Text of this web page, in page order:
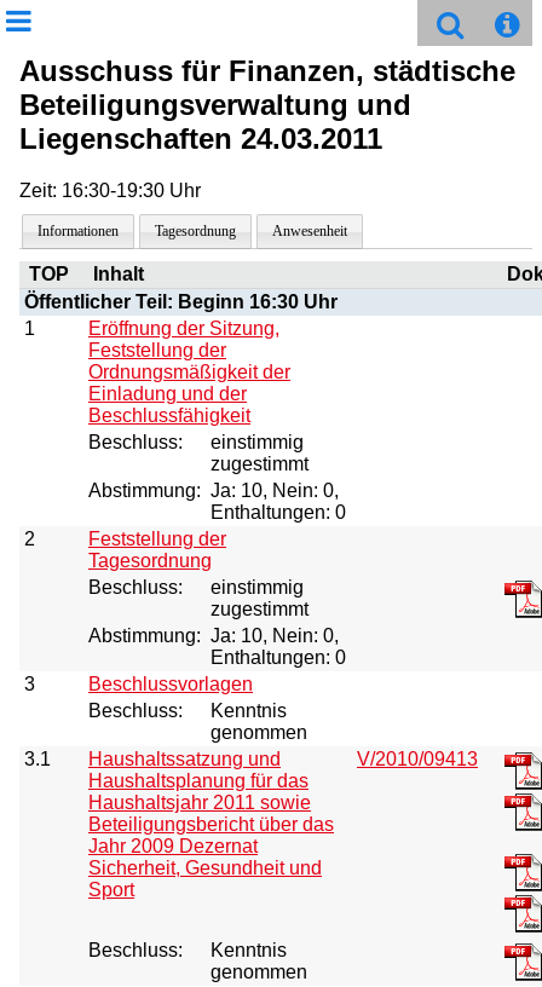
Ausschuss für Finanzen, städtische
Beteiligungsverwaltung und
Liegenschaften 24.03.2011
Zeit: 16:30-19:30 Uhr
Informationen Tagesordnung Anwesenheit
TOP Inhalt
Öffentlicher Teil: Beginn 16:30 Uhr
1
Eröffnung der Sitzung,
Feststellung der
Ordnungsmäßigkeit der
Einladung und der
Beschlussfähigkeit
Beschluss:
einstimmig
zugestimmt
Abstimmung: Ja: 10, Nein: 0,
Enthaltungen: 0
2
Feststellung der
Tagesordnung
Beschluss:
einstimmig
zugestimmt
Abstimmung: Ja: 10, Nein: 0,
Enthaltungen: 0
3
Beschlussvorlagen
Beschluss:
Kenntnis
genommen
3.1
Haushaltssatzung und
Haushaltsplanung für das
Haushaltsjahr 2011 sowie
Beteiligungsbericht über das
Jahr 2009 Dezernat
Sicherheit, Gesundheit und
Sport
V/2010/09413
Beschluss:
Kenntnis
genommen